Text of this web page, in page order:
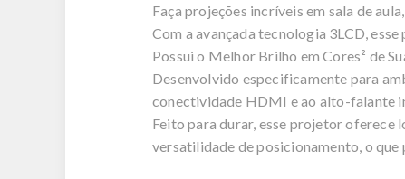
Faça projeções incríveis em sala de
Com a avançada tecnologia 3LCD,
Possui o Melhor Brilho em Cores² de
Desenvolvido especificamente para
conectividade HDMI e ao alto-falante
Feito para durar, esse projetor oferece
versatilidade de posicionamento, o